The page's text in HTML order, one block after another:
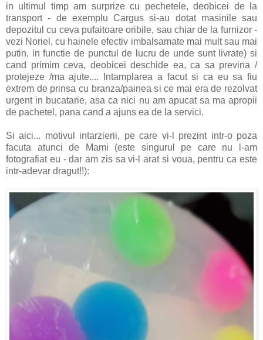
in ultimul timp am surprize cu pechetele, deobicei de la
transport - de exemplu Cargus si-au dotat masinile sau
depozitul cu ceva pufaitoare oribile, sau chiar de la furnizor -
vezi Noriel, cu hainele efectiv imbalsamate mai mult sau mai
putin, in functie de punctul de lucru de unde sunt livrate) si
cand primim ceva, deobicei deschide ea, ca sa previna /
protejeze /ma ajute.... Intamplarea a facut si ca eu sa fiu
extrem de prinsa cu branza/painea si ce mai era de rezolvat
urgent in bucatarie, asa ca nici nu am apucat sa ma apropii
de pachetel, pana cand a ajuns ea de la servici.
Si aici... motivul intarzierii, pe care vi-l prezint intr-o poza
facuta atunci de Mami (este singurul pe care nu l-am
fotografiat eu - dar am zis sa vi-l arat si voua, pentru ca este
intr-adevar dragut!!):